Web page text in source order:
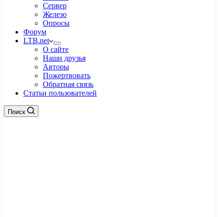
Сервер
Железо
Опросы
Форум
LTB.net
О сайте
Наши друзья
Авторы
Пожертвовать
Обратная связь
Статьи пользователей
Поиск